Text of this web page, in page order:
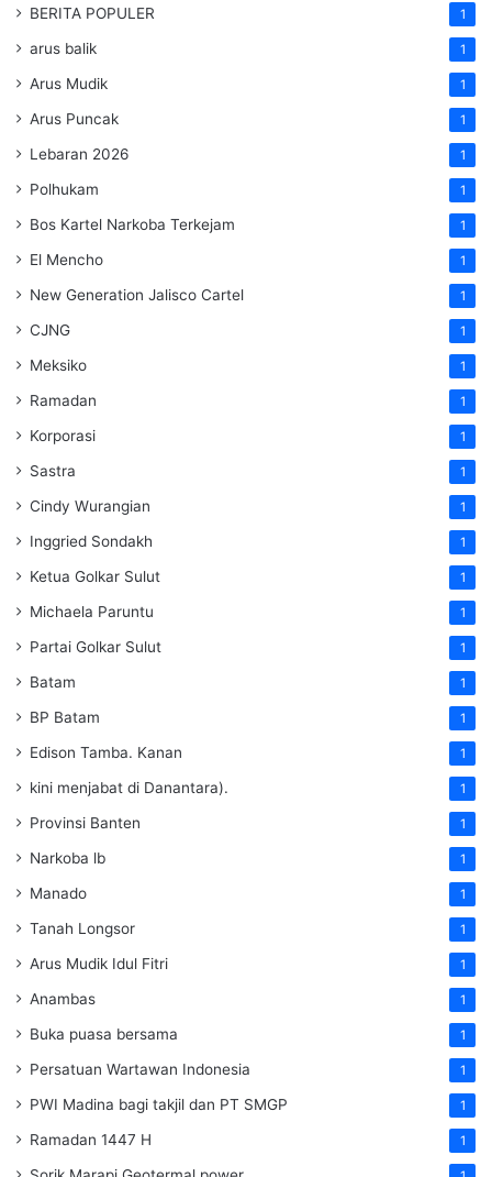
BERITA POPULER 1
arus balik 1
Arus Mudik 1
Arus Puncak 1
Lebaran 2026 1
Polhukam 1
Bos Kartel Narkoba Terkejam 1
El Mencho 1
New Generation Jalisco Cartel 1
CJNG 1
Meksiko 1
Ramadan 1
Korporasi 1
Sastra 1
Cindy Wurangian 1
Inggried Sondakh 1
Ketua Golkar Sulut 1
Michaela Paruntu 1
Partai Golkar Sulut 1
Batam 1
BP Batam 1
Edison Tamba. Kanan 1
kini menjabat di Danantara). 1
Provinsi Banten 1
Narkoba lb 1
Manado 1
Tanah Longsor 1
Arus Mudik Idul Fitri 1
Anambas 1
Buka puasa bersama 1
Persatuan Wartawan Indonesia 1
PWI Madina bagi takjil dan PT SMGP 1
Ramadan 1447 H 1